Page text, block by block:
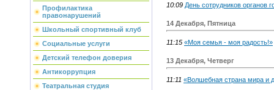
Профилактика
правонарушений
Школьный спортивный клуб
Социальные услуги
Детский телефон доверия
Антикоррупция
Театральная студия
10:09 День сотрудников органов
14 Декабря, Пятница
11:15 «Моя семья - моя радость!»
13 Декабря, Четверг
11:11 «Волшебная страна мира и